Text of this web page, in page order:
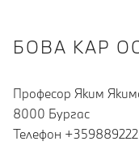
БОВА КАР
Професор Яким
8000 Бургас
Teлефон